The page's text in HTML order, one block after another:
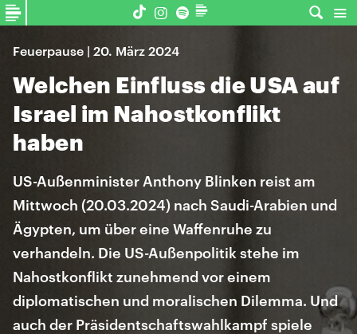
Feuerpause | 20. März 2024
Welchen Einfluss die USA auf
Israel im Nahostkonflikt
haben
US-Außenminister Anthony Blinken reist am
Mittwoch (20.03.2024) nach Saudi-Arabien und
Ägypten, um über eine Waffenruhe zu
verhandeln. Die US-Außenpolitik stehe im
Nahostkonflikt zunehmend vor einem
diplomatischen und moralischen Dilemma. Und
auch der Präsidentschaftswahlkampf spiele